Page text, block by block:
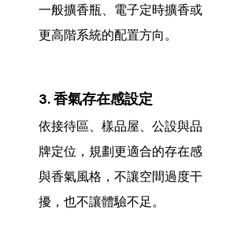
一般擴香瓶、電子定時擴香或
更高階系統的配置方向。
3. 香氣存在感設定
依接待區、樣品屋、公設與品
牌定位，規劃更適合的存在感
與香氣風格，不讓空間過度干
擾，也不讓體驗不足。